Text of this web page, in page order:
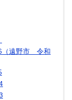
（遠野市 令和